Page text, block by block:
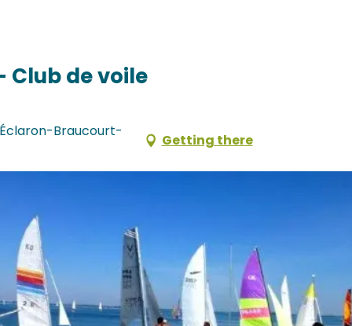
Club de voile
Braucourt-
Getting there